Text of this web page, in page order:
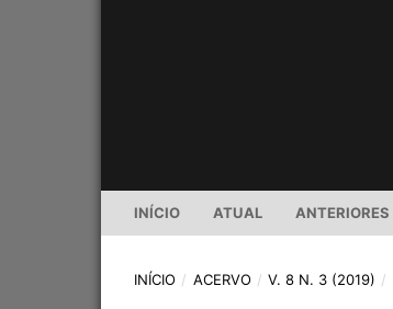
INÍCIO ATUAL ANTERIORES
INÍCIO / ACERVO / V. 8 N. 3 (2019) /